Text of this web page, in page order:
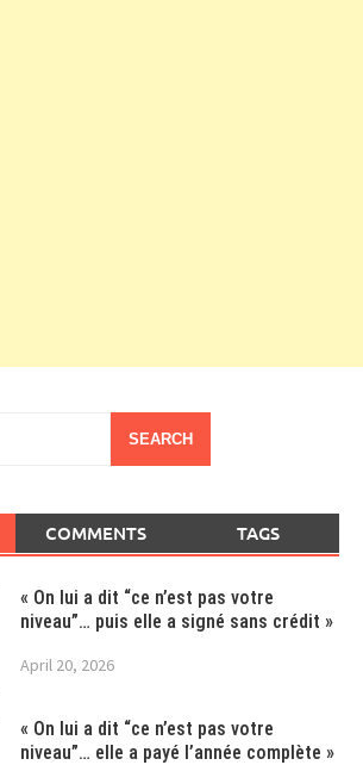
SEARCH
COMMENTS TAGS
« On lui a dit “ce n’est pas votre
niveau”… puis elle a signé sans crédit »
April 20, 2026
« On lui a dit “ce n’est pas votre
niveau”… elle a payé l’année complète »